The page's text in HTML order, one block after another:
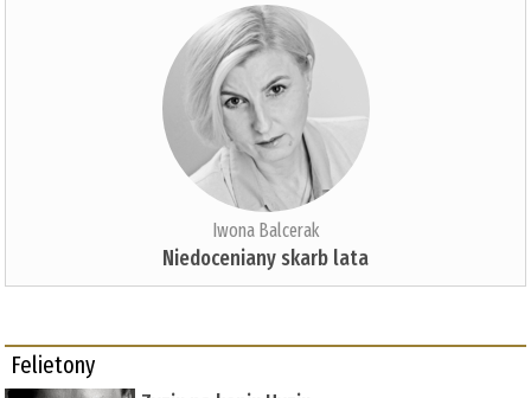
Iwona Balcerak
Niedoceniany skarb lata
Felietony